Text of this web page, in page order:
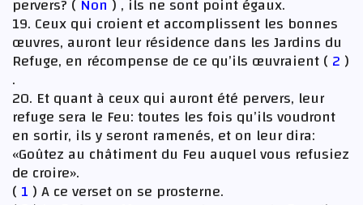
pervers? ( Non ) , ils ne sont point égaux.
19. Ceux qui croient et accomplissent les bonnes
œuvres, auront leur résidence dans les Jardins du
Refuge, en récompense de ce qu’ils œuvraient ( 2 )
.
20. Et quant à ceux qui auront été pervers, leur
refuge sera le Feu: toutes les fois qu’ils voudront
en sortir, ils y seront ramenés, et on leur dira:
«Goûtez au châtiment du Feu auquel vous refusiez
de croire».
( 1 ) A ce verset on se prosterne.